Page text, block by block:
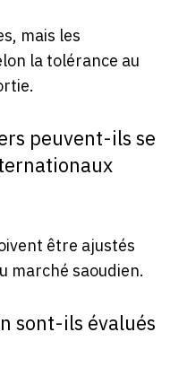
mais les
la tolérance au
peuvent-ils se
être ajustés
marché saoudien.
sont-ils évalués